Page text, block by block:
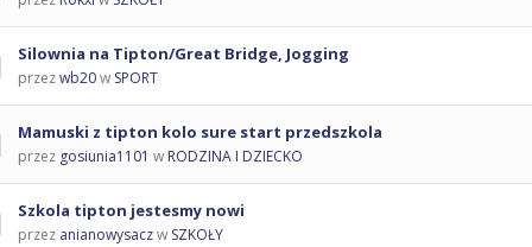
Silownia na Tipton/Great Bridge, Jogging
przezwb20w SPORT
Mamuski z tipton kolo sure start przedszkola
przez gosiunia1101 w RODZINA I DZIECKO
Szkola tipton jestesmy nowi
przez anianowysaczw SZKOŁY